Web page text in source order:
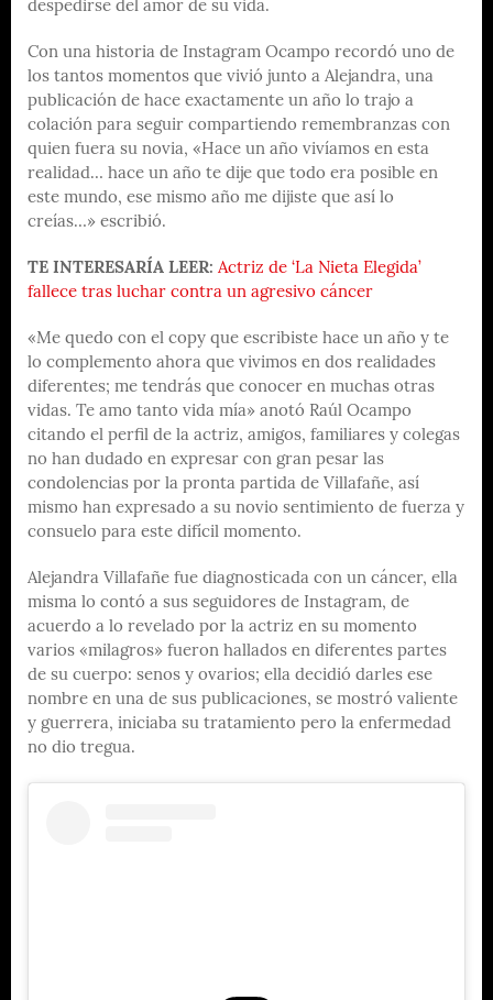
despedirse del amor de su vida.
Con una historia de Instagram Ocampo recordó uno de
los tantos momentos que vivió junto a Alejandra, una
publicación de hace exactamente un año lo trajo a
colación para seguir compartiendo remembranzas con
quien fuera su novia, «Hace un año vivíamos en esta
realidad… hace un año te dije que todo era posible en
este mundo, ese mismo año me dijiste que así lo
creías…» escribió.
TE INTERESARÍA LEER: Actriz de ‘La Nieta Elegida’
fallece tras luchar contra un agresivo cáncer
«Me quedo con el copy que escribiste hace un año y te
lo complemento ahora que vivimos en dos realidades
diferentes; me tendrás que conocer en muchas otras
vidas. Te amo tanto vida mía» anotó Raúl Ocampo
citando el perfil de la actriz, amigos, familiares y colegas
no han dudado en expresar con gran pesar las
condolencias por la pronta partida de Villafañe, así
mismo han expresado a su novio sentimiento de fuerza y
consuelo para este difícil momento.
Alejandra Villafañe fue diagnosticada con un cáncer, ella
misma lo contó a sus seguidores de Instagram, de
acuerdo a lo revelado por la actriz en su momento
varios «milagros» fueron hallados en diferentes partes
de su cuerpo: senos y ovarios; ella decidió darles ese
nombre en una de sus publicaciones, se mostró valiente
y guerrera, iniciaba su tratamiento pero la enfermedad
no dio tregua.